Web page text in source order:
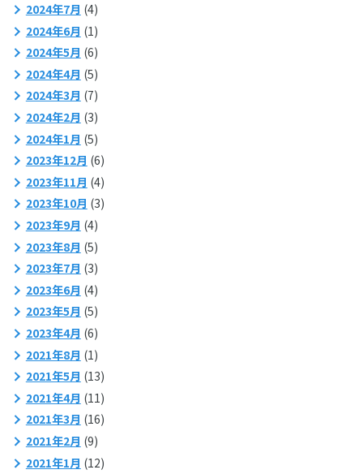
2024年7月 (4)
2024年6月 (1)
2024年5月 (6)
2024年4月 (5)
2024年3月 (7)
2024年2月 (3)
2024年1月 (5)
2023年12月 (6)
2023年11月 (4)
2023年10月 (3)
2023年9月 (4)
2023年8月 (5)
2023年7月 (3)
2023年6月 (4)
2023年5月 (5)
2023年4月 (6)
2021年8月 (1)
2021年5月 (13)
2021年4月 (11)
2021年3月 (16)
2021年2月 (9)
2021年1月 (12)